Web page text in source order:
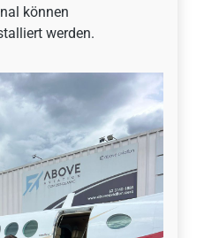
können
werden.